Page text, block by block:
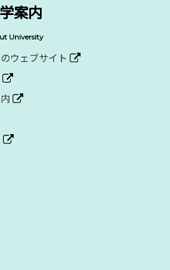
案内
University
ウェブサイト